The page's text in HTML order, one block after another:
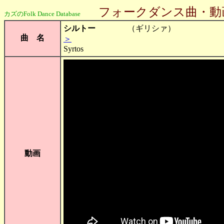
カズのFolk Dance Database フォークダンス曲・動
曲 名
シルトー （ギリシ
＞
Syrtos
動画